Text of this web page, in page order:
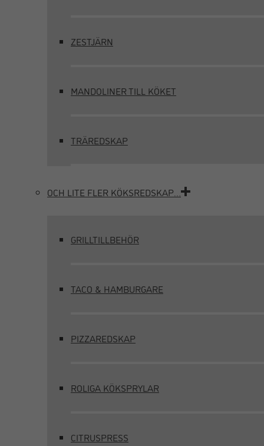
ZESTJÄRN
MANDOLINER TILL KÖKET
TRÄREDSKAP
OCH LITE FLER KÖKSREDSKAP…
GRILLTILLBEHÖR
TACO & HAMBURGARE
PIZZAREDSKAP
ROLIGA KÖKSPRYLAR
CITRUSPRESS